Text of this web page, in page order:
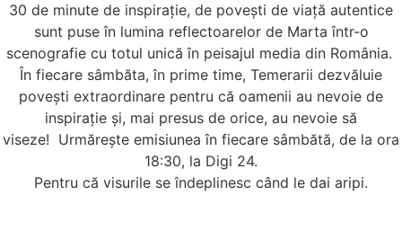
30 de minute de inspirație, de povești de viață autentice
sunt puse în lumina reflectoarelor de Marta într-o
scenografie cu totul unică în peisajul media din România.
În fiecare sâmbăta, în prime time, Temerarii dezvăluie
povești extraordinare pentru că oamenii au nevoie de
inspirație și, mai presus de orice, au nevoie să
viseze! Urmărește emisiunea în fiecare sâmbătă, de la ora
18:30, la Digi 24.
Pentru că visurile se îndeplinesc când le dai aripi.